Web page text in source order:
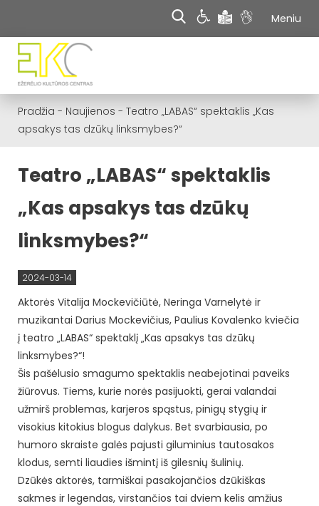
Meniu
Pradžia - Naujienos - Teatro „LABAS“ spektaklis „Kas
apsakys tas dzūkų linksmybes?“
Teatro „LABAS“ spektaklis
„Kas apsakys tas dzūkų
linksmybes?“
2024-03-14
Aktorės Vitalija Mockevičiūtė, Neringa Varnelytė ir
muzikantai Darius Mockevičius, Paulius Kovalenko kviečia
į teatro „LABAS“ spektaklį „Kas apsakys tas dzūkų
linksmybes?“!
Šis pašėlusio smagumo spektaklis neabejotinai paveiks
žiūrovus. Tiems, kurie norės pasijuokti, gerai valandai
užmirš problemas, karjeros spąstus, pinigų stygių ir
visokius kitokius blogus dalykus. Bet svarbiausia, po
humoro skraiste galės pajusti giluminius tautosakos
klodus, semti liaudies išmintį iš gilesnių šulinių.
Dzūkės aktorės, tarmiškai pasakojančios dzūkiškas
sakmes ir legendas, virstančios tai dviem kelis amžius